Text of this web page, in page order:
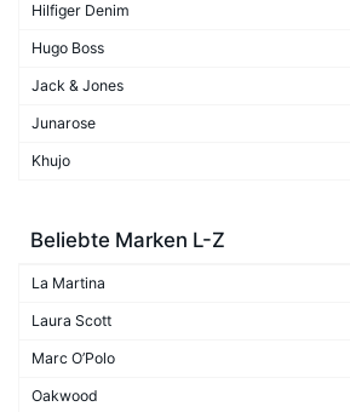
Hilfiger Denim
Hugo Boss
Jack & Jones
Junarose
Khujo
Beliebte Marken L-Z
La Martina
Laura Scott
Marc O’Polo
Oakwood